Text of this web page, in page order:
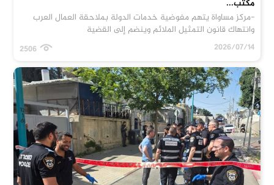
مكتب...
-مركز مساواة يتهم مفوضية خدمات الدولة بملاحقة العمال العرب
وانتهاك قانون التمثيل الملائم وينضم إلى القضية
2026/07/14